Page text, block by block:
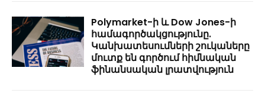
Polymarket-ի և Dow Jones-ի
համագործակցությունը.
Կանխատեսումների շուկաները
մուտք են գործում հիմնական
ֆինանսական լրատվություն